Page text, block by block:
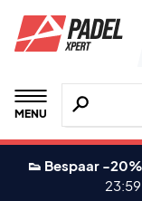
MENU
Zoeken
👟 Bespaar -
23:59